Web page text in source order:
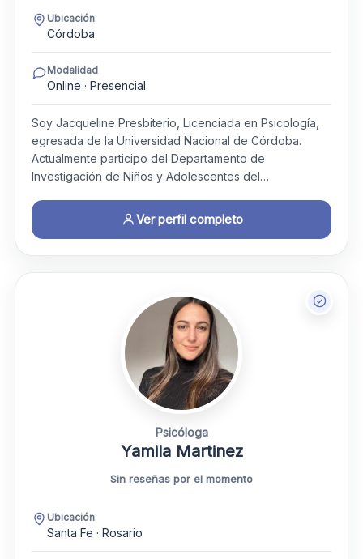
Ubicación
Córdoba
Modalidad
Online · Presencial
Soy Jacqueline Presbiterio, Licenciada en Psicología,
egresada de la Universidad Nacional de Córdoba.
Actualmente participo del Departamento de
Investigación de Niños y Adolescentes del…
Ver perfil completo
Psicóloga
Yamila Martinez
Sin reseñas por el momento
Ubicación
Santa Fe · Rosario